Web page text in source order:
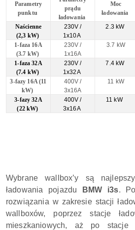
Parametry
punktu
prądu
ładowania
Moc
ładowania
Naścienne
(2,3 kW)
230V /
1x10A
2.3 kW
1-faza 16A
(3.7 kW)
230V /
1x16A
3.7 kW
1-faza 32A
(7.4 kW)
230V /
1x32A
7.4 kW
3-fazy 16A (11
kW)
400V /
3x16A
11 kW
3-fazy 32A
(22 kW)
400V /
3x16A
11 kW
Wybrane wallbox’y są
ładowania pojazdu
BMW i3s.
rozwiązania w zakresie stacji
wallboxów, poprzez stacje
mieszkaniowych, aż po stacje